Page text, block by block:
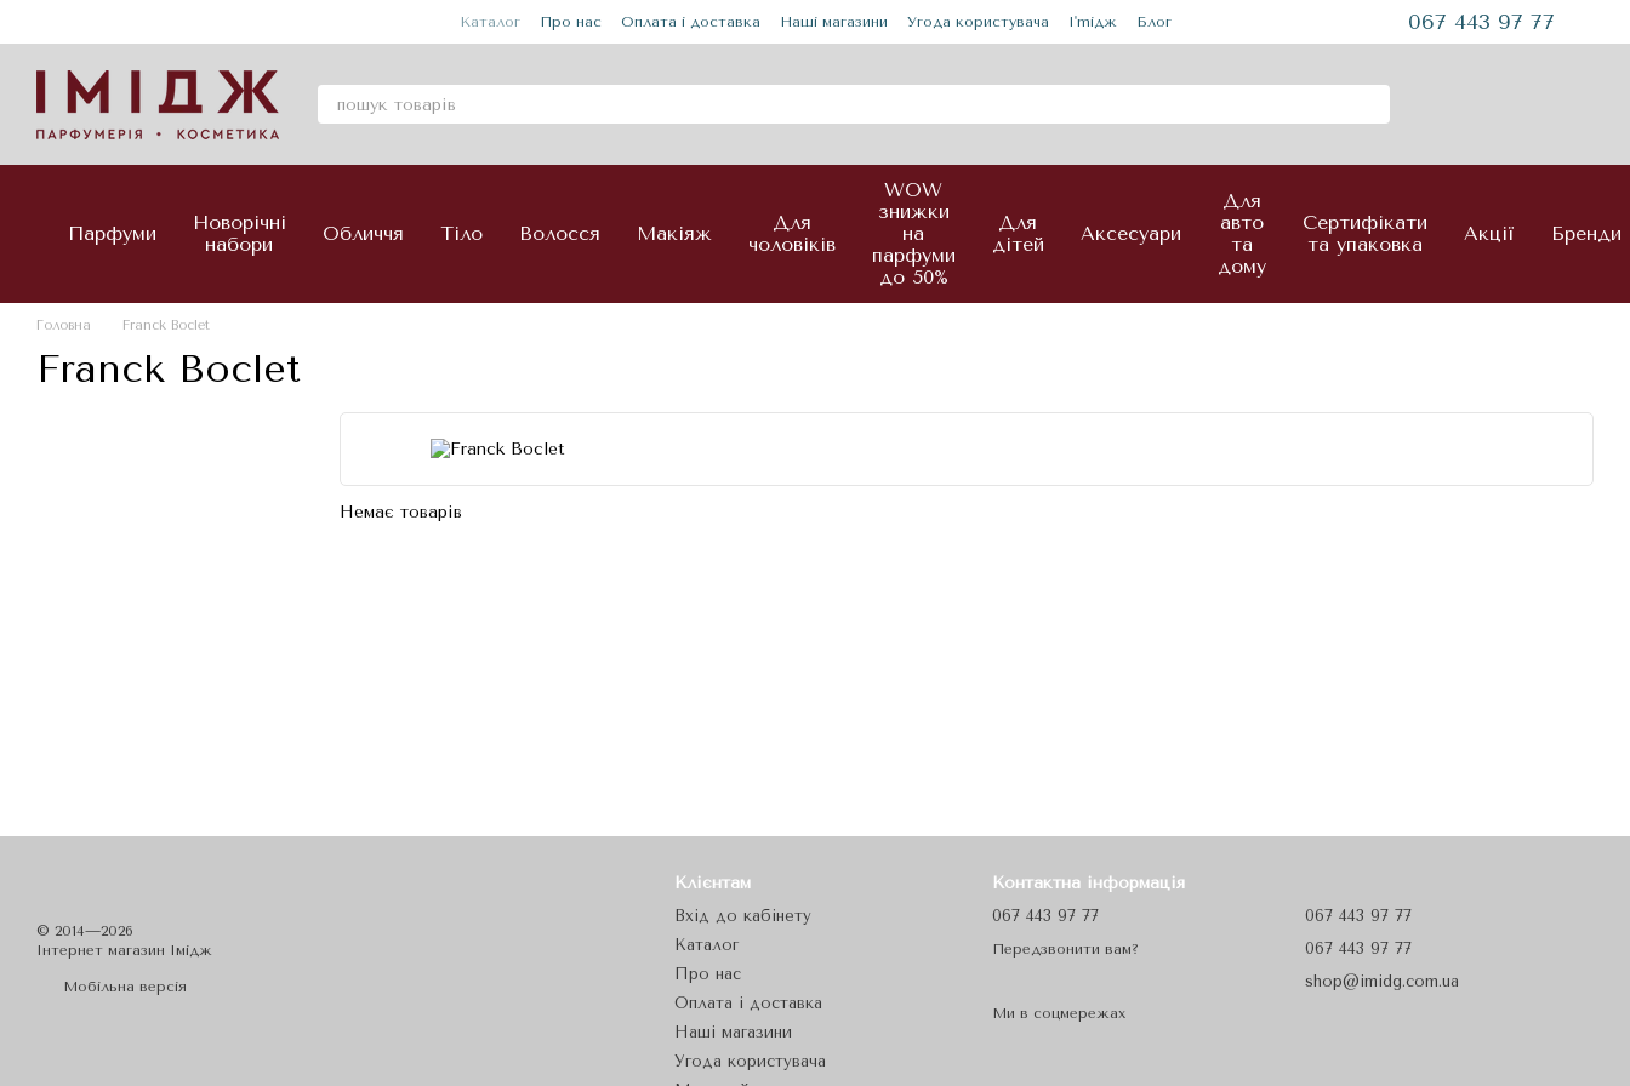
Каталог Про нас Оплата і доставка Наші магазини Угода користувача I'mідж Блог 067 443 97 77
Парфуми
Новорічні
набори
Обличчя Тіло Волосся Макіяж
Для
чоловіків
WOW
знижки
на
парфуми
до 50%
Для
дітей
Аксесуари
Для
авто
та
дому
Сертифікати
та упаковка
Акції Бренди
Головна Franck Boclet
Franck Boclet
Немає товарів
© 2014—2026
Iнтернет магазин Імідж
Мобільна версія
Клієнтам
Вхід до кабінету
Каталог
Про нас
Оплата і доставка
Наші магазини
Угода користувача
Контактна інформація
067 443 97 77
Передзвонити вам?
067 443 97 77
067 443 97 77
shop@imidg.com.ua
Ми в соцмережах